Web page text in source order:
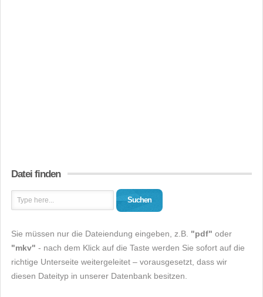
Datei finden
Suchen
Sie müssen nur die Dateiendung eingeben, z.B. "pdf" oder
"mkv" - nach dem Klick auf die Taste werden Sie sofort auf die
richtige Unterseite weitergeleitet – vorausgesetzt, dass wir
diesen Dateityp in unserer Datenbank besitzen.